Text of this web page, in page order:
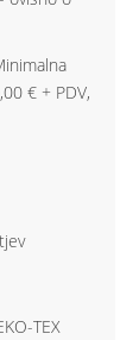
€ + PDV,
TEX